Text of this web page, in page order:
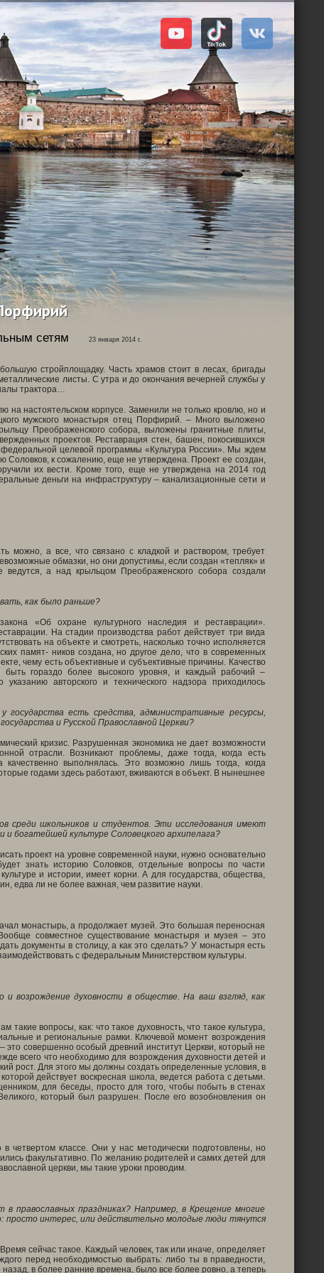
сетям 23 января 2014 г.
стройплощадку. Часть храмов стоит в лесах, бригады
листы. С утра и до окончания вечерней службы у
трактора…
на настоятельском корпусе. Заменили не только кровлю, но и
мужского монастыря отец Порфирий. – Много выложено
Преображенского собора, выложены гранитные плиты,
проектов. Реставрация стен, башен, покосившихся
федеральной целевой программы «Культура России». Мы ждем
Соловков, к сожалению, еще не утверждена. Проект ее создан,
их вести. Кроме того, еще не утверждена на 2014 год
деньги на инфраструктуру – канализационные сети и
можно, а все, что связано с кладкой и раствором, требует
обмазки, но они допустимы, если создан «тепляк» и
а над крыльцом Преображенского собора создали
как было раньше?
«Об охране культурного наследия и реставрации».
На стадии производства работ действует три вида
на объекте и смотреть, насколько точно исполняется
памят- ников создана, но другое дело, что в современных
чему есть объективные и субъективные причины. Качество
гораздо более высокого уровня, и каждый рабочий –
авторского и технического надзора приходилось
есть средства, административные ресурсы,
и Русской Православной Церкви?
кризис. Разрушенная экономика не дает возможности
отрасли. Возникают проблемы, даже тогда, когда есть
выполнялась. Это возможно лишь тогда, когда
годами здесь работают, вживаются в объект. В нынешнее
среди школьников и студентов. Эти исследования имеют
и богатейшей культуре Соловецкого архипелага?
проект на уровне современной науки, нужно основательно
знать историю Соловков, отдельные вопросы по части
и истории, имеет корни. А для государства, общества,
едва ли не более важная, чем развитие науки.
монастырь, а продолжает музей. Это большая переносная
совместное существование монастыря и музея – это
документы в столицу, а как это сделать? У монастыря есть
с федеральным Министерством культуры.
возрождение духовности в обществе. На ваш взгляд, как
вопросы, как: что такое духовность, что такое культура,
и региональные рамки. Ключевой момент возрождения
совершенно особый древний институт Церкви, который не
всего что необходимо для возрождения духовности детей и
рост. Для этого мы должны создать определенные условия, в
действует воскресная школа, ведется работа с детьми.
для беседы, просто для того, чтобы побыть в стенах
который был разрушен. После его возобновления он
классе. Они у нас методически подготовлены, но
факультативно. По желанию родителей и самих детей для
церкви, мы такие уроки проводим.
православных праздниках? Например, в Крещение многие
просто интерес, или действительно молодые люди тянутся
сейчас такое. Каждый человек, так или иначе, определяет
перед необходимостью выбрать: либо ты в праведности,
в более ранние времена, было все более ровно, а теперь